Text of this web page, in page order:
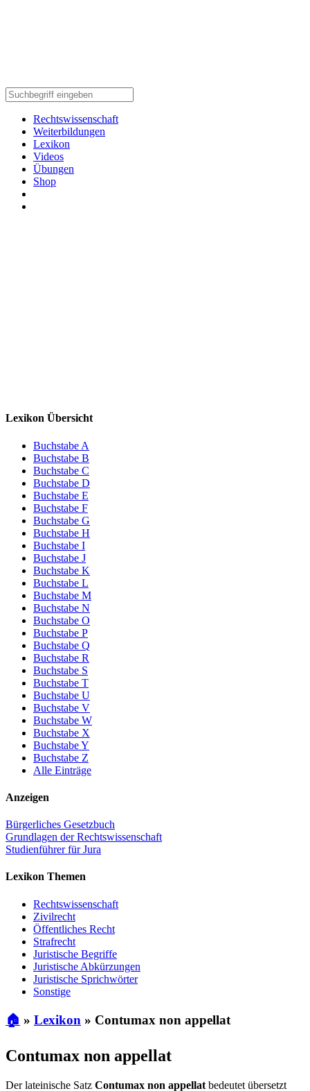
Rechtswissenschaft
Weiterbildungen
Lexikon
Videos
Übungen
Shop
Lexikon Übersicht
Buchstabe A
Buchstabe B
Buchstabe C
Buchstabe D
Buchstabe E
Buchstabe F
Buchstabe G
Buchstabe H
Buchstabe I
Buchstabe J
Buchstabe K
Buchstabe L
Buchstabe M
Buchstabe N
Buchstabe O
Buchstabe P
Buchstabe Q
Buchstabe R
Buchstabe S
Buchstabe T
Buchstabe U
Buchstabe V
Buchstabe W
Buchstabe X
Buchstabe Y
Buchstabe Z
Alle Einträge
Anzeigen
Bürgerliches Gesetzbuch
Grundlagen der Rechtswissenschaft
Studienführer für Jura
Lexikon Themen
Rechtswissenschaft
Zivilrecht
Öffentliches Recht
Strafrecht
Juristische Begriffe
Juristische Abkürzungen
Juristische Sprichwörter
Sonstige
🏠 » Lexikon » Contumax non appellat
Contumax non appellat
Der lateinische Satz Contumax non appellat bedeutet übersetzt